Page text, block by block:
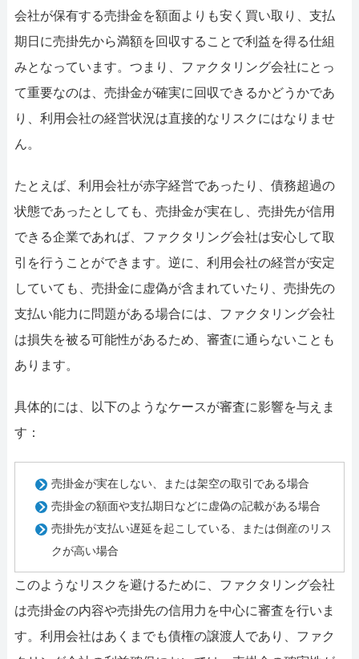
会社が保有する売掛金を額面よりも安く買い取り、支払
期日に売掛先から満額を回収することで利益を得る仕組
みとなっています。つまり、ファクタリング会社にとっ
て重要なのは、売掛金が確実に回収できるかどうかであ
り、利用会社の経営状況は直接的なリスクにはなりませ
ん。
たとえば、利用会社が赤字経営であったり、債務超過の
状態であったとしても、売掛金が実在し、売掛先が信用
できる企業であれば、ファクタリング会社は安心して取
引を行うことができます。逆に、利用会社の経営が安定
していても、売掛金に虚偽が含まれていたり、売掛先の
支払い能力に問題がある場合には、ファクタリング会社
は損失を被る可能性があるため、審査に通らないことも
あります。
具体的には、以下のようなケースが審査に影響を与えま
す：
売掛金が実在しない、または架空の取引である場合
売掛金の額面や支払期日などに虚偽の記載がある場合
売掛先が支払い遅延を起こしている、または倒産のリス
クが高い場合
このようなリスクを避けるために、ファクタリング会社
は売掛金の内容や売掛先の信用力を中心に審査を行いま
す。利用会社はあくまでも債権の譲渡人であり、ファク